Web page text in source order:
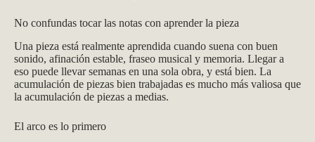
No confundas tocar las notas con aprender la pieza
Una pieza está realmente aprendida cuando suena con buen
sonido, afinación estable, fraseo musical y memoria. Llegar a
eso puede llevar semanas en una sola obra, y está bien. La
acumulación de piezas bien trabajadas es mucho más valiosa que
la acumulación de piezas a medias.
El arco es lo primero